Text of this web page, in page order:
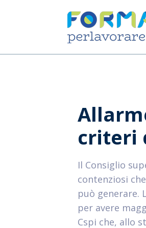
criteri
Il Consiglio
contenziosi
può generare.
per avere
Cspi che, allo